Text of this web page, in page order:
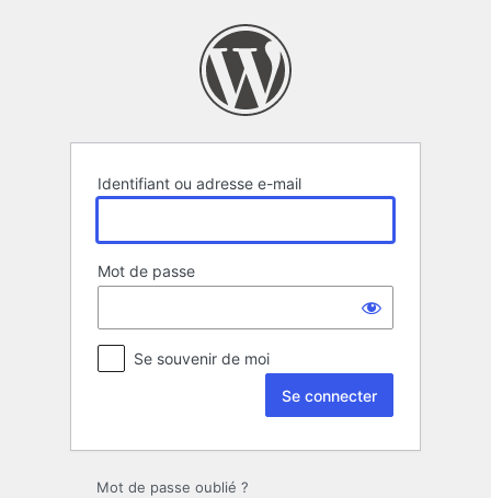
Identifiant ou adresse e-mail
Mot de passe
Se souvenir de moi
Mot de passe oublié ?